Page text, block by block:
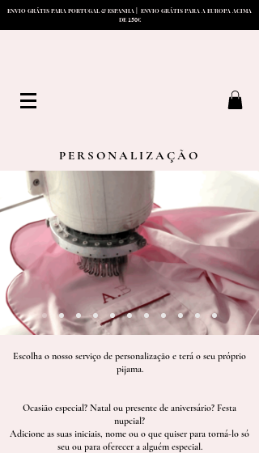
ENVIO GRÁTIS PARA PORTUGAL & ESPANHA | ENVIO GRÁTIS PARA A EUROPA ACIMA
DE 150€
PERSONALIZAÇÃO
Escolha o nosso serviço de personalização e terá o seu próprio
pijama.
Ocasião especial? Natal ou presente de aniversário? Festa
nupcial?
Adicione as suas iniciais, nome ou o que quiser para torná-lo só
seu ou para oferecer a alguém especial.